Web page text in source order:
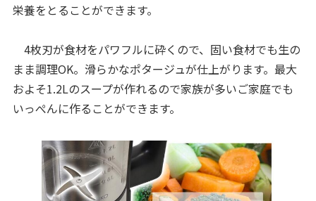
栄養をとることができます。
4枚刃が食材をパワフルに砕くので、固い食材でも生の
まま調理OK。滑らかなポタージュが仕上がります。最大
およそ1.2Lのスープが作れるので家族が多いご家庭でも
いっぺんに作ることができます。